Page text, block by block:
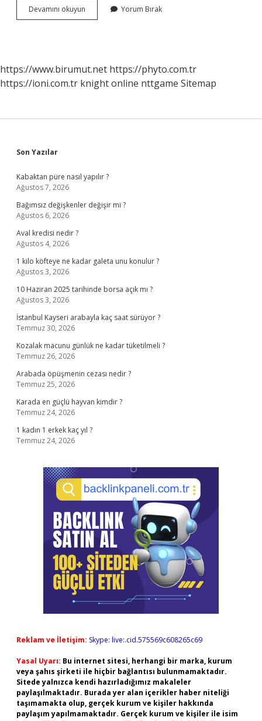
Devamını okuyun Emekliye
Bir
Verilecek
Yorum Bırak
https://www.birumut.net https://phyto.com.tr
https://ioni.com.tr knight online nttgame Sitemap
Sidebar
Son Yazılar
Kabaktan püre nasıl yapılır ?
Ağustos 7, 2026
Bağımsız değişkenler değişir mi ?
Ağustos 6, 2026
Aval kredisi nedir ?
Ağustos 4, 2026
1 kilo köfteye ne kadar galeta unu konulur ?
Ağustos 3, 2026
10 Haziran 2025 tarihinde borsa açık mı ?
Ağustos 3, 2026
İstanbul Kayseri arabayla kaç saat sürüyor ?
Temmuz 30, 2026
Kozalak macunu günlük ne kadar tüketilmeli ?
Temmuz 26, 2026
Arabada öpüşmenin cezası nedir ?
Temmuz 25, 2026
Karada en güçlü hayvan kimdir ?
Temmuz 24, 2026
1 kadın 1 erkek kaç yıl ?
Temmuz 24, 2026
Reklam ve İletişim: Skype: live:.cid.575569c608265c69
Yasal Uyarı: Bu internet sitesi, herhangi bir marka, kurum
veya şahıs şirketi ile hiçbir bağlantısı bulunmamaktadır.
Sitede yalnızca kendi hazırladığımız makaleler
paylaşılmaktadır. Burada yer alan içerikler haber niteliği
taşımamakta olup, gerçek kurum ve kişiler hakkında
paylaşım yapılmamaktadır. Gerçek kurum ve kişiler ile isim